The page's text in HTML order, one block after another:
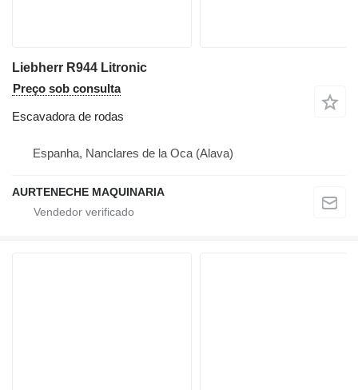
Liebherr R944 Litronic
Preço sob consulta
Escavadora de rodas
Espanha, Nanclares de la Oca (Alava)
AURTENECHE MAQUINARIA